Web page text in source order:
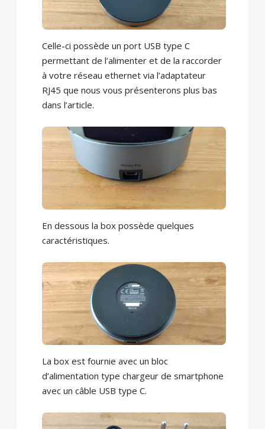
Celle-ci possède un port USB type C
permettant de l’alimenter et de la raccorder
à votre réseau ethernet via l’adaptateur
RJ45 que nous vous présenterons plus bas
dans l’article.
En dessous la box possède quelques
caractéristiques.
La box est fournie avec un bloc
d’alimentation type chargeur de smartphone
avec un câble USB type C.